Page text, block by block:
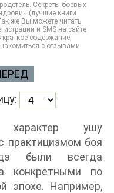
Секреты боевых
(лучшие книги
же Вы можете читать
и SMS на сайте
содержание,
с отзывами
характер ушу
практицизмом боя
были всегда
конкретными по
эпохе. Например,